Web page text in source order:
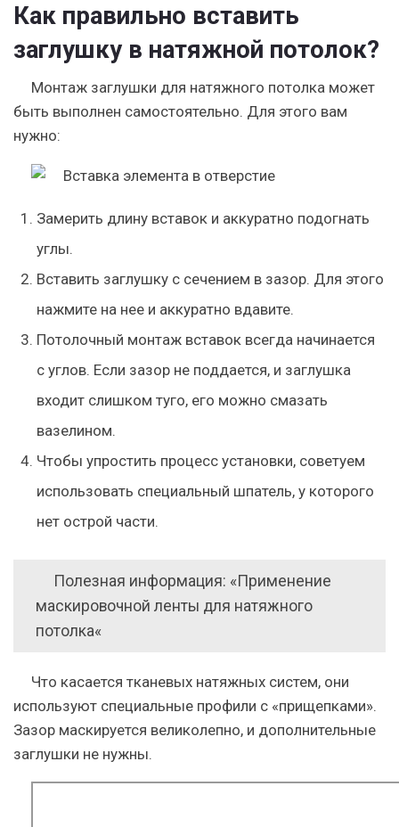
Как правильно вставить
заглушку в натяжной потолок?
Монтаж заглушки для натяжного потолка может
быть выполнен самостоятельно. Для этого вам
нужно:
Замерить длину вставок и аккуратно подогнать
углы.
Вставить заглушку с сечением в зазор. Для этого
нажмите на нее и аккуратно вдавите.
Потолочный монтаж вставок всегда начинается
с углов. Если зазор не поддается, и заглушка
входит слишком туго, его можно смазать
вазелином.
Чтобы упростить процесс установки, советуем
использовать специальный шпатель, у которого
нет острой части.
Полезная информация: «Применение
маскировочной ленты для натяжного
потолка«
Что касается тканевых натяжных систем, они
используют специальные профили с «прищепками».
Зазор маскируется великолепно, и дополнительные
заглушки не нужны.